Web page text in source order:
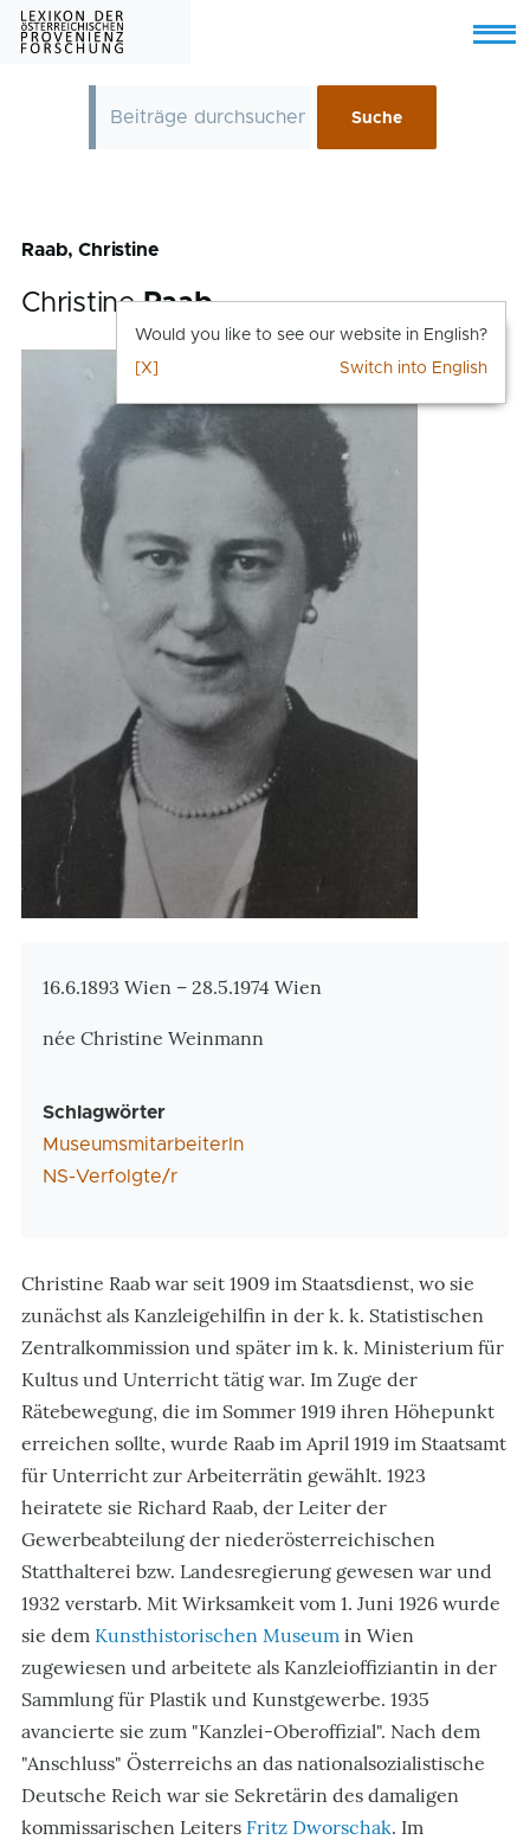
Skip to main content
Menu
Raab, Christine
ChristineRaab
Zusatzinformationen
16.6.1893 Wien – 28.5.1974 Wien
née Christine Weinmann
Schlagwörter
MuseumsmitarbeiterIn
NS-Verfolgte/r
Christine Raab war seit 1909 im Staatsdienst, wo sie
zunächst als Kanzleigehilfin in der k. k. Statistischen
Zentralkommission und später im k. k. Ministerium für
Kultus und Unterricht tätig war. Im Zuge der
Rätebewegung, die im Sommer 1919 ihren Höhepunkt
erreichen sollte, wurde Raab im April 1919 im Staatsamt
für Unterricht zur Arbeiterrätin gewählt. 1923
heiratete sie Richard Raab, der Leiter der
Gewerbeabteilung der niederösterreichischen
Statthalterei bzw. Landesregierung gewesen war und
1932 verstarb. Mit Wirksamkeit vom 1. Juni 1926 wurde
sie dem Kunsthistorischen Museum in Wien
zugewiesen und arbeitete als Kanzleioffiziantin in der
Sammlung für Plastik und Kunstgewerbe. 1935
avancierte sie zum "Kanzlei-Oberoffizial". Nach dem
"Anschluss" Österreichs an das nationalsozialistische
Deutsche Reich war sie Sekretärin des damaligen
kommissarischen Leiters Fritz Dworschak. Im
Would you like to see our website in English?
Switch into English
[X]